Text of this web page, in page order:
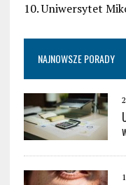
10. Uniwersytet
NAJNOWSZE PORADY